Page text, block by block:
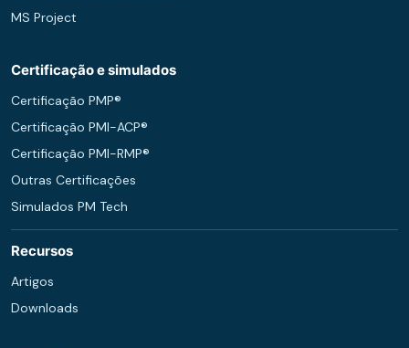
MS Project
Certificação e simulados
Certificação PMP®
Certificação PMI-ACP®
Certificação PMI-RMP®
Outras Certificações
Simulados PM Tech
Recursos
Artigos
Downloads